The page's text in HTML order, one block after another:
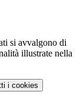
si avvalgono di
illustrate nella
i cookies